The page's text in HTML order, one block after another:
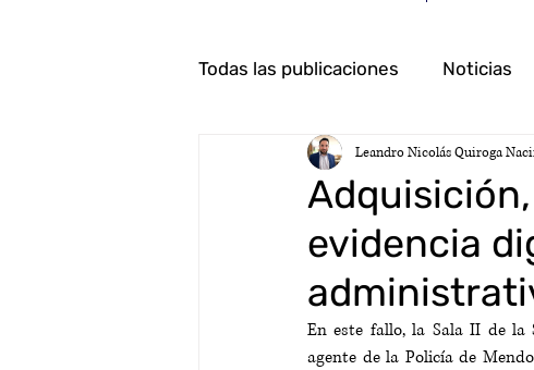
Todas las publicaciones Noticias
Ambiental Tributario
evidencia
Leandro Nicolás Quiroga
En este fallo, la Sala II de la
agente de la Policía de